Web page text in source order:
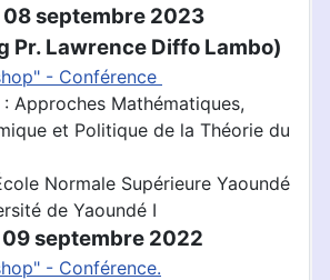
08 septembre 2023
Pr. Lawrence Diffo Lambo)
- Conférence
: Approches Mathématiques,
et Politique de la Théorie du
Normale Supérieure Yaoundé
de Yaoundé I
septembre 2022
- Conférence.